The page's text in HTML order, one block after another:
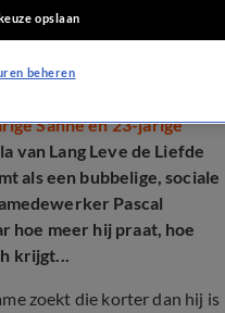
Sanne en 23-jarige
van Lang Leve de Liefde
als een bubbelige, sociale
Pascal
hoe meer hij praat, hoe
krijgt...
zoekt die korter dan hij is
opslaan
beheren